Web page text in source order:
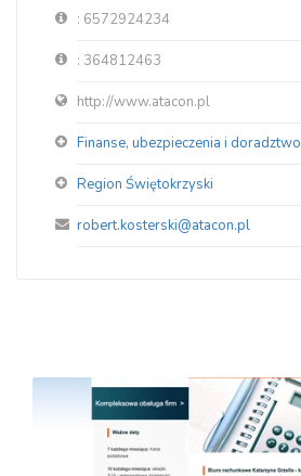
: 6572924234
: 364812463
http://www.atacon.pl
Finanse, ubezpieczenia i doradztwo
Region Świętokrzyski
robert.kosterski@atacon.pl